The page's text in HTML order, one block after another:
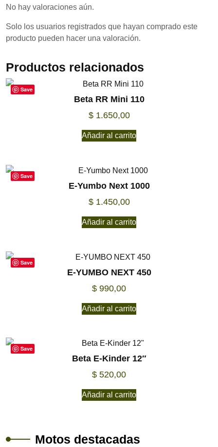
No hay valoraciones aún.
Solo los usuarios registrados que hayan comprado este
producto pueden hacer una valoración.
Productos relacionados
Save
Beta RR Mini 110
$1.650,00
Añadir al carrito
Save
E-Yumbo Next 1000
$1.450,00
Añadir al carrito
Save
E-YUMBO NEXT 450
$ 990,00
Añadir al carrito
Save
Beta E-Kinder 12″
$ 520,00
Añadir al carrito
Motos destacadas